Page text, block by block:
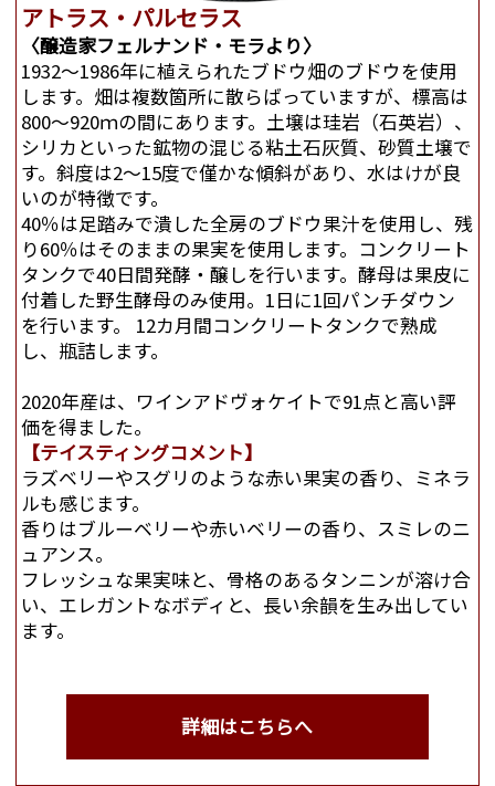
アトラス・パルセラス
〈醸造家フェルナンド・モラより〉
1932～1986年に植えられたブドウ畑のブドウを使用
します。畑は複数箇所に散らばっていますが、標高は
800～920ｍの間にあります。土壌は珪岩（石英岩）、
シリカといった鉱物の混じる粘土石灰質、砂質土壌で
す。斜度は2～15度で僅かな傾斜があり、水はけが良
いのが特徴です。
40％は足踏みで潰した全房のブドウ果汁を使用し、残
り60％はそのままの果実を使用します。コンクリート
タンクで40日間発酵・醸しを行います。酵母は果皮に
付着した野生酵母のみ使用。1日に1回パンチダウン
を行います。 12カ月間コンクリートタンクで熟成
し、瓶詰します。
2020年産は、ワインアドヴォケイトで91点と高い評
価を得ました。
【テイスティングコメント】
ラズベリーやスグリのような赤い果実の香り、ミネラ
ルも感じます。
香りはブルーベリーや赤いベリーの香り、スミレのニ
ュアンス。
フレッシュな果実味と、骨格のあるタンニンが溶け合
い、エレガントなボディと、長い余韻を生み出してい
ます。
詳細はこちらへ